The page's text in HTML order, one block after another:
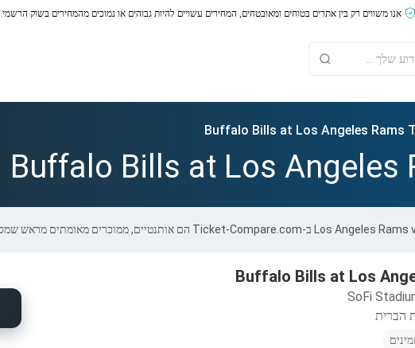
אנו משווים רק בין אתרים בטוחים ומאובטחים, המחירים עשויים להיות גבוהים או נמוכים מהמחירים בשוק הרשמי.
Buffalo Bills at Los Angeles Rams
Buffalo Bills at Los Angeles
Buffalo Bills at Los
SoFi
הברית